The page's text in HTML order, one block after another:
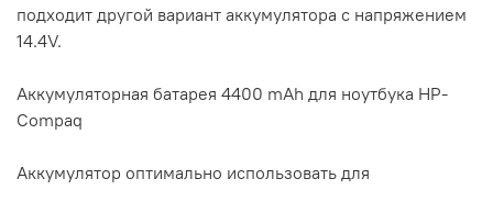
подходит другой вариант аккумулятора с напряжением
14.4V.
Аккумуляторная батарея 4400 mAh для ноутбука HP-
Compaq
Аккумулятор оптимально использовать для